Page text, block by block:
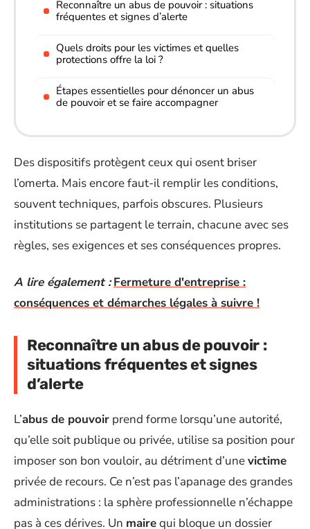
Reconnaître un abus de pouvoir : situations
fréquentes et signes d’alerte
Quels droits pour les victimes et quelles
protections offre la loi ?
Étapes essentielles pour dénoncer un abus
de pouvoir et se faire accompagner
Des dispositifs protègent ceux qui osent briser
l’omerta. Mais encore faut-il remplir les conditions,
souvent techniques, parfois obscures. Plusieurs
institutions se partagent le terrain, chacune avec ses
règles, ses exigences et ses conséquences propres.
A lire également : Fermeture d'entreprise :
conséquences et démarches légales à suivre !
Reconnaître un abus de pouvoir :
situations fréquentes et signes
d’alerte
L’abus de pouvoir prend forme lorsqu’une autorité,
qu’elle soit publique ou privée, utilise sa position pour
imposer son bon vouloir, au détriment d’unevictime
privée de recours. Ce n’est pas l’apanage des grandes
administrations : la sphère professionnelle n’échappe
pas à ces dérives. Un mairequi bloque un dossier